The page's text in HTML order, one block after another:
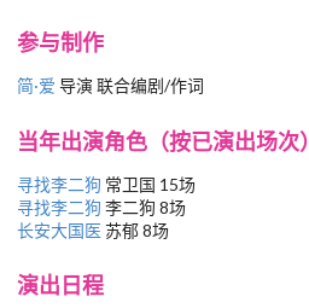
参与制作
简·爱 导演 联合编剧/作词
当年出演角色（按已演出场次）
寻找李二狗 常卫国 15场
寻找李二狗 李二狗 8场
长安大国医 苏郁 8场
演出日程